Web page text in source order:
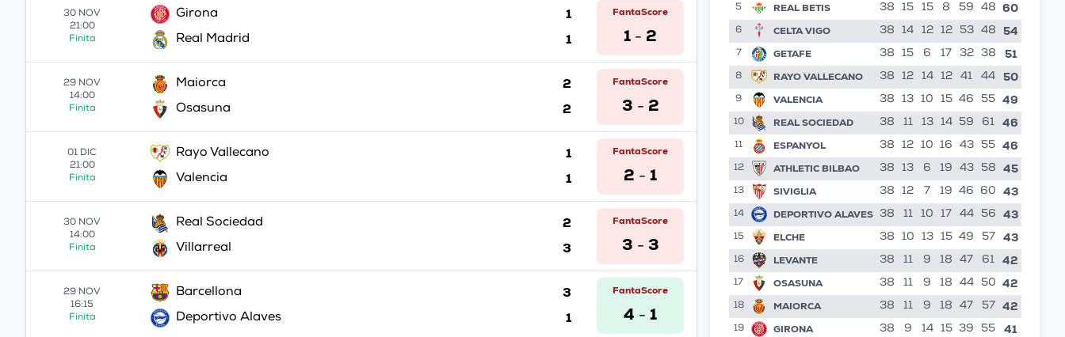
30 NOV
21:00
Finita
Girona 1
Real Madrid 1
FantaScore
1 - 2
29 NOV
14:00
Finita
Maiorca 2
Osasuna 2
FantaScore
3 - 2
01 DIC
21:00
Finita
Rayo Vallecano 1
Valencia 1
FantaScore
2 - 1
30 NOV
14:00
Finita
Real Sociedad 2
Villarreal 3
FantaScore
3 - 3
29 NOV
16:15
Finita
Barcellona 3
Deportivo Alaves 1
FantaScore
4 - 1
5 REAL BETIS 38 15 15 8 59 48 60
6 CELTA VIGO 38 14 12 12 53 48 54
7 GETAFE 38 15 6 17 32 38 51
8 RAYO VALLECANO 38 12 14 12 41 44 50
9 VALENCIA 38 13 10 15 46 55 49
10 REAL SOCIEDAD 38 11 13 14 59 61 46
11 ESPANYOL 38 12 10 16 43 55 46
12 ATHLETIC BILBAO 38 13 6 19 43 58 45
13 SIVIGLIA 38 12 7 19 46 60 43
14 DEPORTIVO ALAVES 38 11 10 17 44 56 43
15 ELCHE 38 10 13 15 49 57 43
16 LEVANTE 38 11 9 18 47 61 42
17 OSASUNA 38 11 9 18 44 50 42
18 MAIORCA 38 11 9 18 47 57 42
19 GIRONA 38 9 14 15 39 55 41